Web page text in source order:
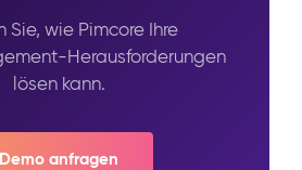
Sie, wie Pimcore Ihre
Herausforderungen
lösen kann.
Demo anfragen